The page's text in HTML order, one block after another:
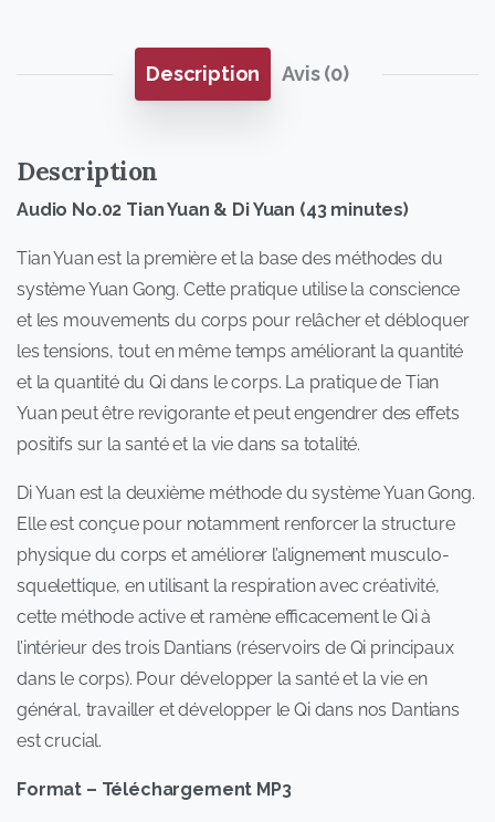
Description Avis (0)
Description
Audio No.02 Tian Yuan & Di Yuan (43 minutes)
Tian Yuan est la première et la base des méthodes du
système Yuan Gong. Cette pratique utilise la conscience
et les mouvements du corps pour relâcher et débloquer
les tensions, tout en même temps améliorant la quantité
et la quantité du Qi dans le corps. La pratique de Tian
Yuan peut être revigorante et peut engendrer des effets
positifs sur la santé et la vie dans sa totalité.
Di Yuan est la deuxième méthode du système Yuan Gong.
Elle est conçue pour notamment renforcer la structure
physique du corps et améliorer l’alignement musculo-
squelettique, en utilisant la respiration avec créativité,
cette méthode active et ramène efficacement le Qi à
l’intérieur des trois Dantians (réservoirs de Qi principaux
dans le corps). Pour développer la santé et la vie en
général, travailler et développer le Qi dans nos Dantians
est crucial.
Format – Téléchargement MP3